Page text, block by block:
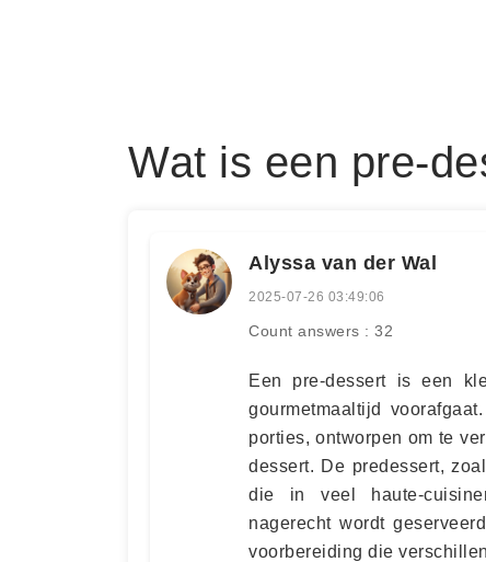
Wat is een pre-
Alyssa van der Wal
2025-07-26 03:49:06
Count answers : 32
Een pre-dessert is een
gourmetmaaltijd
porties, ontworpen om te
dessert. De predessert,
die in veel haute-
nagerecht wordt
voorbereiding die